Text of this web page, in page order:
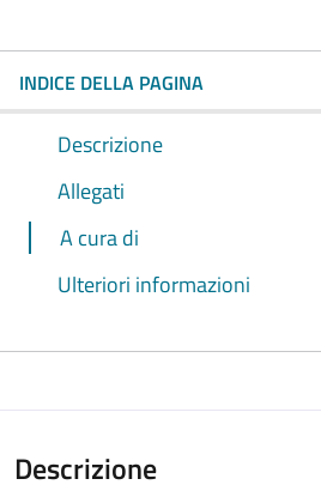
INDICE DELLA PAGINA
Descrizione
Allegati
A cura di
Ulteriori informazioni
Descrizione